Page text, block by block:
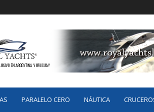
PARALELO CERO NÁUTICA